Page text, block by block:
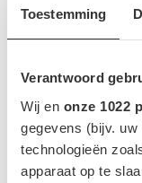
Toestemming
Verantwoord
Wij en onze 1022
gegevens (bijv.
technologieën
apparaat op te
ACCU EN
Accu capaciteit